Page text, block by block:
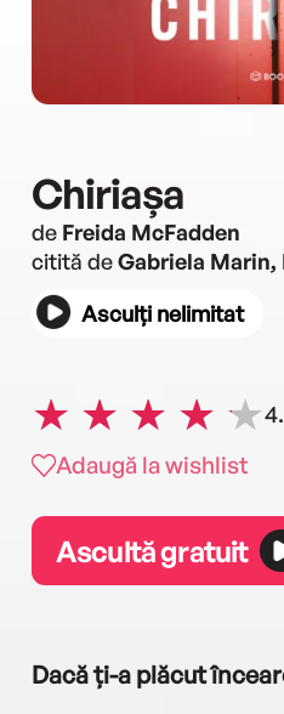
Chiriașa
de Freida McFadden
citită deGabriela Marin,
Asculți nelimitat
Adaugă la wishlist
Ascultă gratuit
Dacă ți-a plăcut